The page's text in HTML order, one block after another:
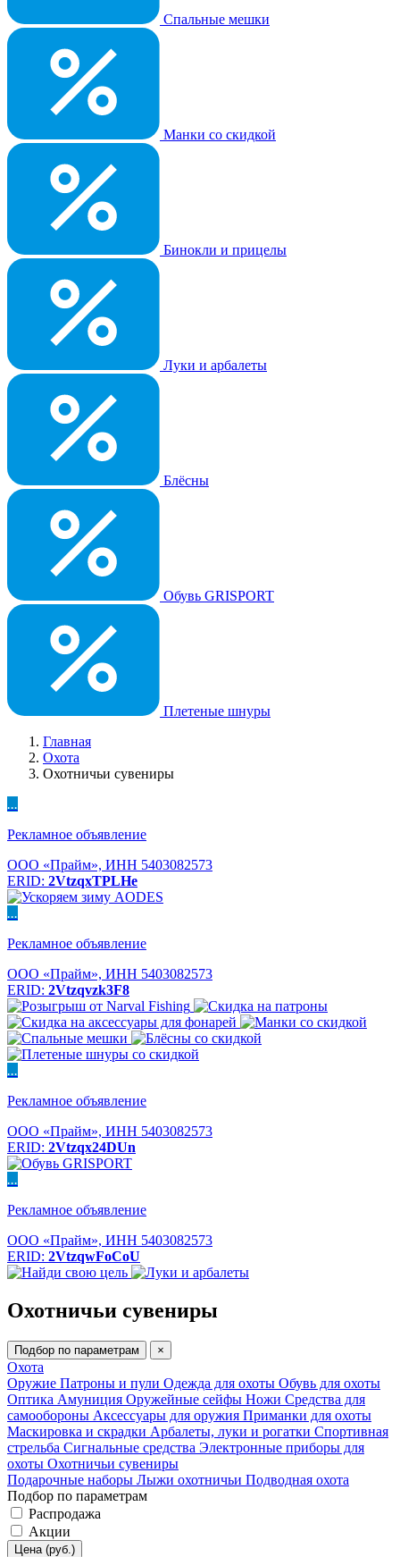
Спальные мешки
Манки со скидкой
Бинокли и прицелы
Луки и арбалеты
Блёсны
Обувь GRISPORT
Плетеные шнуры
Главная
Охота
Охотничьи сувениры
...
Рекламное объявление
ООО «Прайм», ИНН 5403082573
ERID: 2VtzqxTPLHe
...
Рекламное объявление
ООО «Прайм», ИНН 5403082573
ERID: 2Vtzqvzk3F8
...
Рекламное объявление
ООО «Прайм», ИНН 5403082573
ERID: 2Vtzqx24DUn
...
Рекламное объявление
ООО «Прайм», ИНН 5403082573
ERID: 2VtzqwFoCoU
Охотничьи сувениры
Подбор по параметрам ×
Охота
Оружие Патроны и пули Одежда для охоты Обувь для охоты
Оптика Амуниция Оружейные сейфы Ножи Средства для
самообороны Аксессуары для оружия Приманки для охоты
Маскировка и скрадки Арбалеты, луки и рогатки Спортивная
стрельба Сигнальные средства Электронные приборы для
охоты Охотничьи сувениры
Подарочные наборы Лыжи охотничьи Подводная охота
Подбор по параметрам
Распродажа
Акции
Цена (руб.)